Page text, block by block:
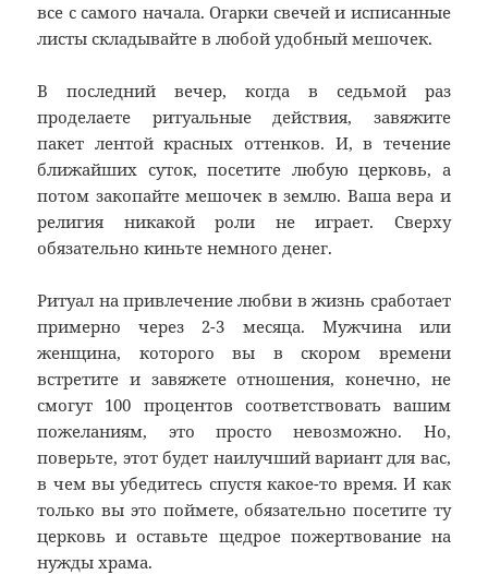
все с самого начала. Огарки свечей и исписанные
листы складывайте в любой удобный мешочек.
В последний вечер, когда в седьмой раз
проделаете ритуальные действия, завяжите
пакет лентой красных оттенков. И, в течение
ближайших суток, посетите любую церковь, а
потом закопайте мешочек в землю. Ваша вера и
религия никакой роли не играет. Сверху
обязательно киньте немного денег.
Ритуал на привлечение любви в жизнь сработает
примерно через 2-3 месяца. Мужчина или
женщина, которого вы в скором времени
встретите и завяжете отношения, конечно, не
смогут 100 процентов соответствовать вашим
пожеланиям, это просто невозможно. Но,
поверьте, этот будет наилучший вариант для вас,
в чем вы убедитесь спустя какое-то время. И как
только вы это поймете, обязательно посетите ту
церковь и оставьте щедрое пожертвование на
нужды храма.